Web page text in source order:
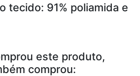
tecido: 91% poliamida e
este produto,
comprou: